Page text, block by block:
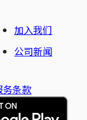
加入我们
公司新闻
务条款